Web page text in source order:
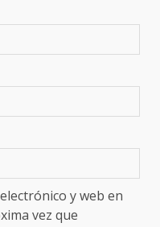
y web en
vez que